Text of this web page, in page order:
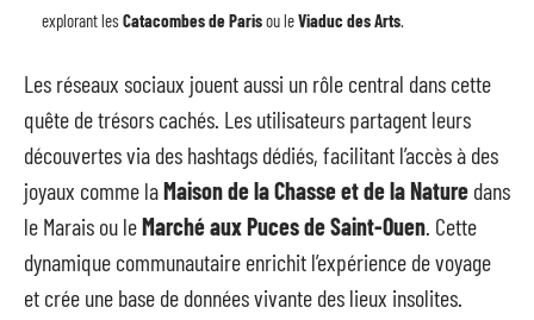
explorant les Catacombes de Parisou leViaduc des Arts.
Les réseaux sociaux jouent aussi un rôle central dans cette
quête de trésors cachés. Les utilisateurs partagent leurs
découvertes via des hashtags dédiés, facilitant l’accès à des
joyaux comme laMaison de la Chasse et de la Nature dans
le Marais ou leMarché aux Puces de Saint-Ouen. Cette
dynamique communautaire enrichit l’expérience de voyage
et crée une base de données vivante des lieux insolites.